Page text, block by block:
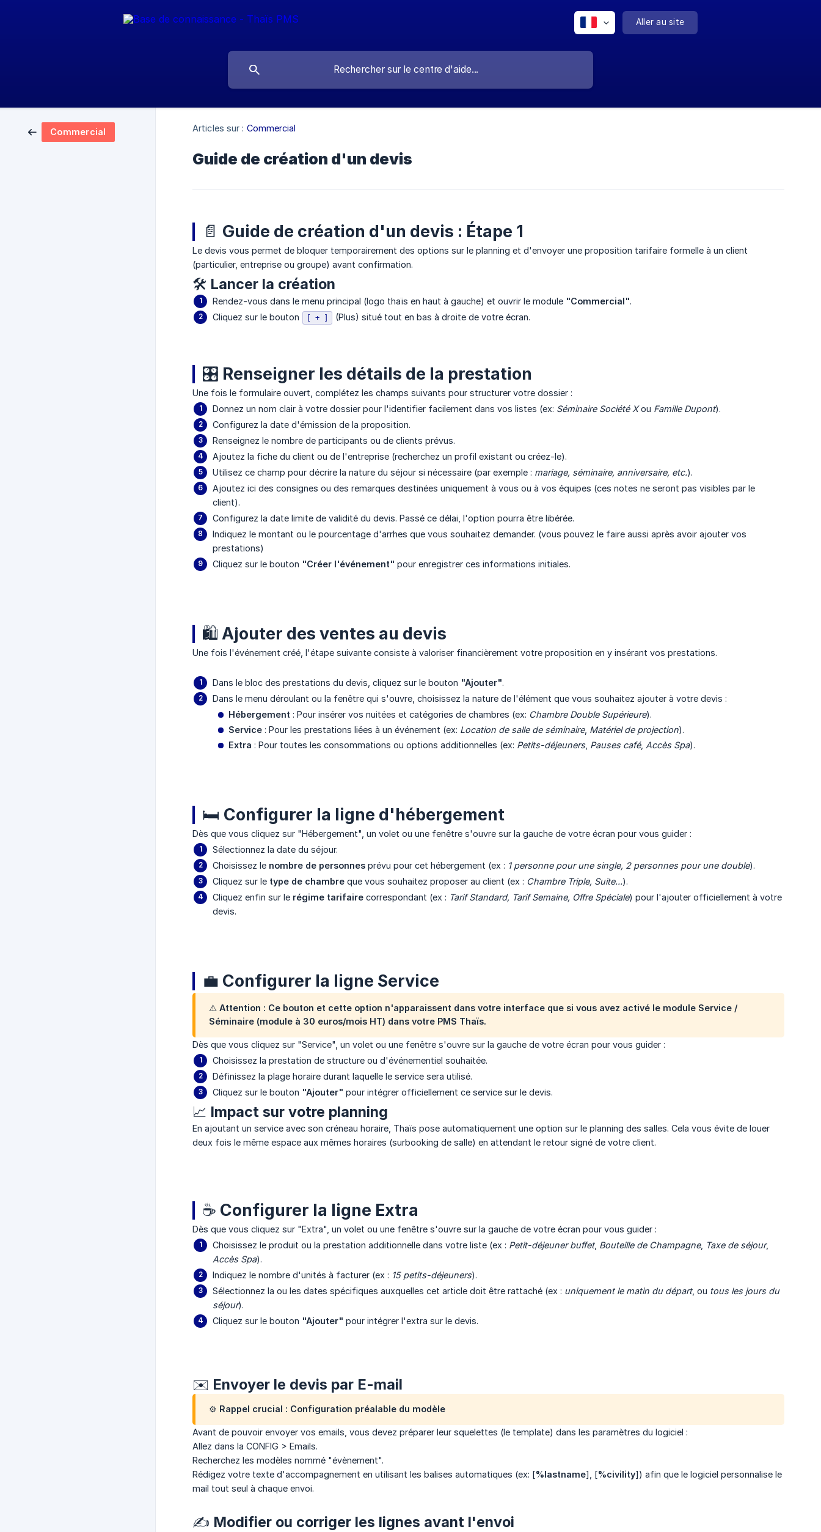
Aller au site
Commercial Articles sur : Commercial
Guide de création d'un devis
📄 Guide de création d'un devis : Étape 1
Le devis vous permet de bloquer temporairement des options sur le planning et d'envoyer une proposition tarifaire formelle à un client
(particulier, entreprise ou groupe) avant confirmation.
🛠️ Lancer la création
Rendez-vous dans le menu principal (logo thaïs en haut à gauche) et ouvrir le module "Commercial".
Cliquez sur le bouton
[ + ] (Plus) situé tout en bas à droite de votre écran.
🎛️ Renseigner les détails de la prestation
Une fois le formulaire ouvert, complétez les champs suivants pour structurer votre dossier :
Donnez un nom clair à votre dossier pour l'identifier facilement dans vos listes (ex: Séminaire Société Xou Famille Dupont).
Configurez la date d'émission de la proposition.
Renseignez le nombre de participants ou de clients prévus.
Ajoutez la fiche du client ou de l'entreprise (recherchez un profil existant ou créez-le).
Utilisez ce champ pour décrire la nature du séjour si nécessaire (par exemple : mariage, séminaire, anniversaire, etc.).
Ajoutez ici des consignes ou des remarques destinées uniquement à vous ou à vos équipes (ces notes ne seront pas visibles par le
client).
Configurez la date limite de validité du devis. Passé ce délai, l'option pourra être libérée.
Indiquez le montant ou le pourcentage d'arrhes que vous souhaitez demander. (vous pouvez le faire aussi après avoir ajouter vos
prestations)
Cliquez sur le bouton "Créer l'événement" pour enregistrer ces informations initiales.
🛍️ Ajouter des ventes au devis
Une fois l'événement créé, l'étape suivante consiste à valoriser financièrement votre proposition en y insérant vos prestations.
Dans le bloc des prestations du devis, cliquez sur le bouton "Ajouter".
Dans le menu déroulant ou la fenêtre qui s'ouvre, choisissez la nature de l'élément que vous souhaitez ajouter à votre devis :
Hébergement : Pour insérer vos nuitées et catégories de chambres (ex: Chambre Double Supérieure).
Service : Pour les prestations liées à un événement (ex: Location de salle de séminaire, Matériel de projection).
Extra : Pour toutes les consommations ou options additionnelles (ex: Petits-déjeuners, Pauses café, Accès Spa).
🛏️ Configurer la ligne d'hébergement
Dès que vous cliquez sur "Hébergement", un volet ou une fenêtre s'ouvre sur la gauche de votre écran pour vous guider :
Sélectionnez la date du séjour.
Choisissez le nombre de personnes prévu pour cet hébergement (ex : 1 personne pour une single, 2 personnes pour une double).
Cliquez sur le type de chambre que vous souhaitez proposer au client (ex : Chambre Triple, Suite...).
Cliquez enfin sur le régime tarifaire correspondant (ex : Tarif Standard, Tarif Semaine, Offre Spéciale) pour l'ajouter officiellement à votre
devis.
💼 Configurer la ligne Service
⚠️ Attention : Ce bouton et cette option n'apparaissent dans votre interface que si vous avez activé le module Service /
Séminaire (module à 30 euros/mois HT) dans votre PMS Thaïs.
Dès que vous cliquez sur "Service", un volet ou une fenêtre s'ouvre sur la gauche de votre écran pour vous guider :
Choisissez la prestation de structure ou d'événementiel souhaitée.
Définissez la plage horaire durant laquelle le service sera utilisé.
Cliquez sur le bouton "Ajouter" pour intégrer officiellement ce service sur le devis.
📈 Impact sur votre planning
En ajoutant un service avec son créneau horaire, Thaïs pose automatiquement une option sur le planning des salles. Cela vous évite de louer
deux fois le même espace aux mêmes horaires (surbooking de salle) en attendant le retour signé de votre client.
☕ Configurer la ligne Extra
Dès que vous cliquez sur "Extra", un volet ou une fenêtre s'ouvre sur la gauche de votre écran pour vous guider :
Choisissez le produit ou la prestation additionnelle dans votre liste (ex : Petit-déjeuner buffet, Bouteille de Champagne, Taxe de séjour,
Accès Spa).
Indiquez le nombre d'unités à facturer (ex : 15 petits-déjeuners).
Sélectionnez la ou les dates spécifiques auxquelles cet article doit être rattaché (ex : uniquement le matin du départ, ou tous les jours du
séjour).
Cliquez sur le bouton "Ajouter" pour intégrer l'extra sur le devis.
✉️ Envoyer le devis par E-mail
⚙️ Rappel crucial : Configuration préalable du modèle
Avant de pouvoir envoyer vos emails, vous devez préparer leur squelettes (le template) dans les paramètres du logiciel :
Allez dans la CONFIG > Emails.
Recherchez les modèles nommé "évènement".
Rédigez votre texte d'accompagnement en utilisant les balises automatiques (ex: [%lastname], [%civility]) afin que le logiciel personnalise le
mail tout seul à chaque envoi.
✍️ Modifier ou corriger les lignes avant l'envoi